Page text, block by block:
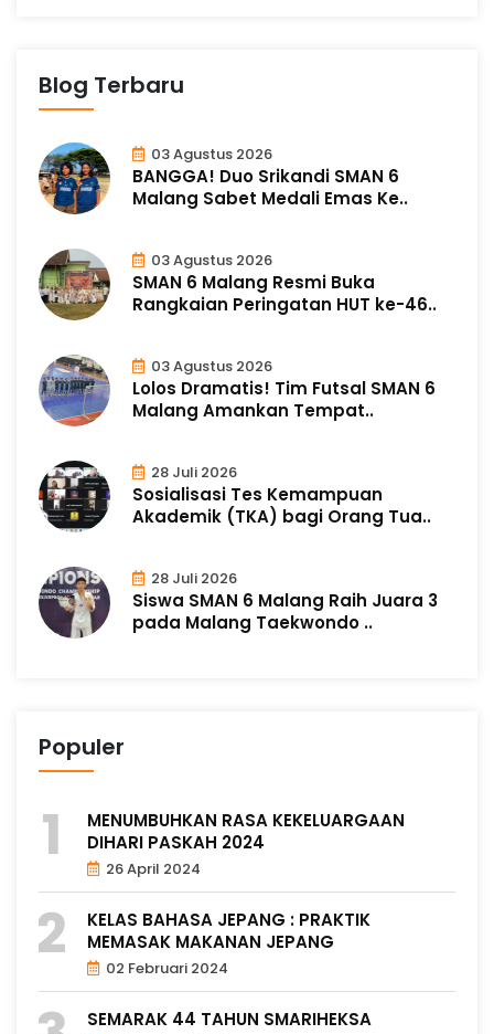
Blog Terbaru
03 Agustus 2026
BANGGA! Duo Srikandi SMAN 6
Malang Sabet Medali Emas Ke..
03 Agustus 2026
SMAN 6 Malang Resmi Buka
Rangkaian Peringatan HUT ke-46..
03 Agustus 2026
Lolos Dramatis! Tim Futsal SMAN 6
Malang Amankan Tempat..
28 Juli 2026
Sosialisasi Tes Kemampuan
Akademik (TKA) bagi Orang Tua..
28 Juli 2026
Siswa SMAN 6 Malang Raih Juara 3
pada Malang Taekwondo ..
Populer
MENUMBUHKAN RASA KEKELUARGAAN
DIHARI PASKAH 2024
26 April 2024
KELAS BAHASA JEPANG : PRAKTIK
MEMASAK MAKANAN JEPANG
02 Februari 2024
SEMARAK 44 TAHUN SMARIHEKSA